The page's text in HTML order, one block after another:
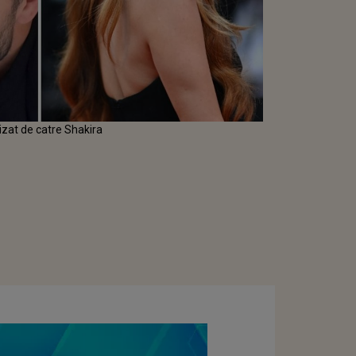
de catre Shakira